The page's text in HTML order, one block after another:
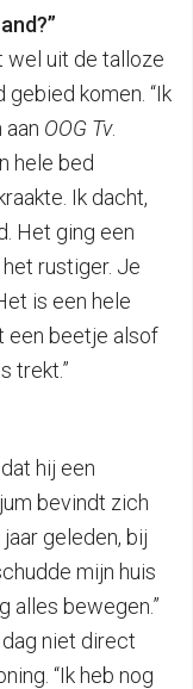
wel uit de talloze
komen. “Ik
aan OOG Tv.
hele bed
Ik dacht,
Het ging een
rustiger. Je
is een hele
een beetje alsof
trekt.”
hij een
bevindt zich
geleden, bij
mijn huis
alles bewegen.”
niet direct
“Ik heb nog